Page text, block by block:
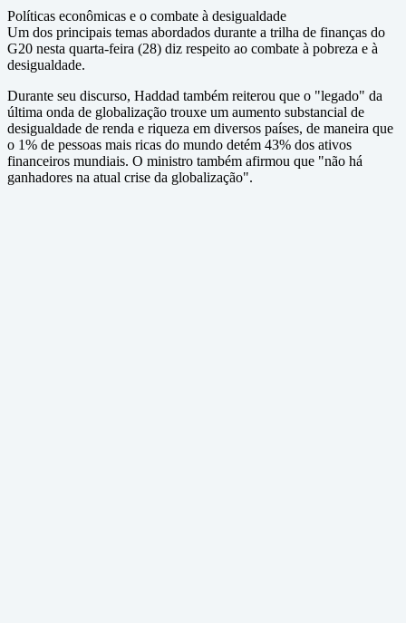
Políticas econômicas e o combate à desigualdade
Um dos principais temas abordados durante a trilha de finanças do
G20 nesta quarta-feira (28) diz respeito ao combate à pobreza e à
desigualdade.
Durante seu discurso, Haddad também reiterou que o "legado" da
última onda de globalização trouxe um aumento substancial de
desigualdade de renda e riqueza em diversos países, de maneira que
o 1% de pessoas mais ricas do mundo detém 43% dos ativos
financeiros mundiais. O ministro também afirmou que "não há
ganhadores na atual crise da globalização".